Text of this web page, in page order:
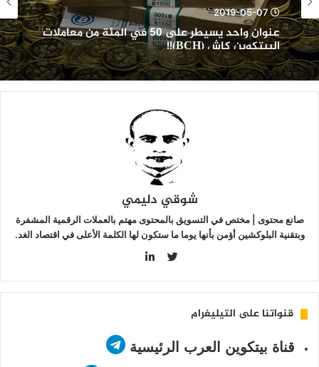
في
المئة
من
معاملات
البيتكوين
كاش
(BCH)!!
2019-05-07
عنوان واحد يسيطر على 50 في المئة من معاملات
البيتكوين كاش (BCH)!!
شوقي دليمي
صانع محتوى | مختص في التسويق بالمحتوى مهتم بالعملات الرقمية المشفرة
وبتقنية البلوكشين أؤمن بأنها يوما ما ستكون لها الكلمة الأعلى في اقتصاد الغد.
قنواتنا على التيليغرام
قناة بيتكوين العرب الرئيسية